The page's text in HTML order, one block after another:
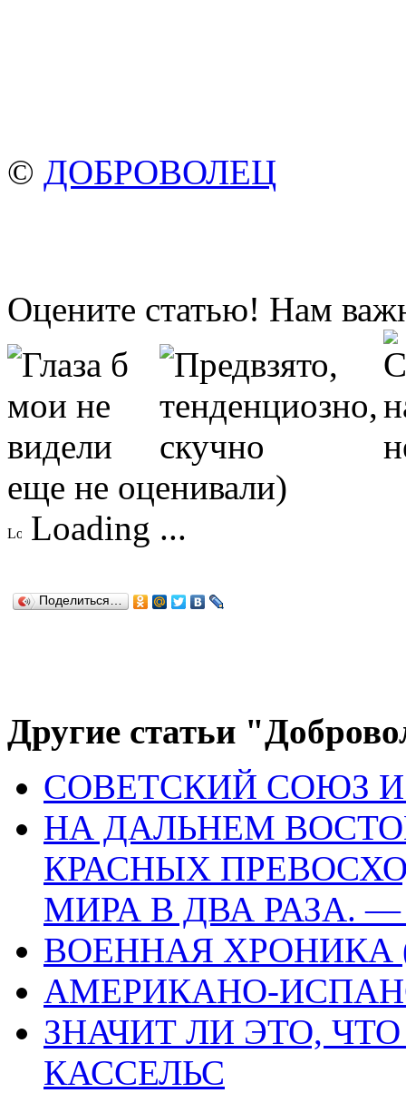
© ДОБРОВОЛЕЦ
Оцените статью! Нам
еще не оценивали)
Loading ...
Поделиться…
Другие статьи
СОВЕТСКИЙ СОЮЗ
НА ДАЛЬНЕМ
КРАСНЫХ
МИРА В ДВА РАЗА.
ВОЕННАЯ ХРОНИКА
АМЕРИКАНО-
ЗНАЧИТ ЛИ ЭТО,
КАССЕЛЬС